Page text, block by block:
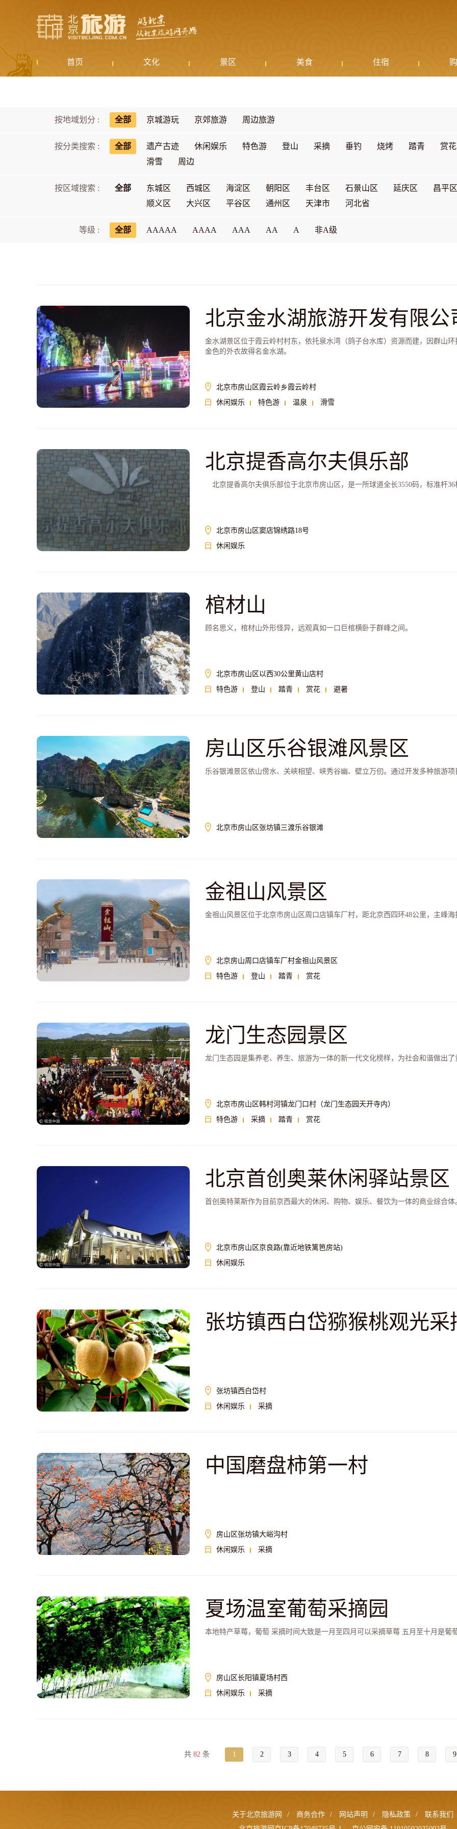
首页 文化 景区 美食 住宿
按地域划分 : 全部 京城游玩 京郊旅游 周边旅游
按分类搜索 : 全部 遗产古迹 休闲娱乐 特色游 登山 采摘 垂钓 烧烤 踏青
赏花
滑雪
周边
按区域搜索 : 全部 东城区 西城区 海淀区 朝阳区 丰台区 石景山区 延庆区
昌平区
顺义区
大兴区 平谷区 通州区 天津市 河北省
等级 : 全部 AAAAA AAAA AAA AA A 非A级
北京金水湖旅游开发有限公
金水湖景区位于霞云岭村村东，依托泉水湾（鸽子台水库）资源而建，因群山
金色的外衣故得名金水湖。
北京市房山区霞云岭乡霞云岭村
休闲娱乐
特色游 温泉 滑雪
北京提香高尔夫俱乐部
北京提香高尔夫俱乐部位于北京市房山区，是一所球道全长3550码，标准杆
北京市房山区窦店锦绣路18号
休闲娱乐
棺材山
顾名思义，棺材山外形怪异，远观真如一口巨棺横卧于群峰之间。
北京市房山区以西30公里黄山店村
特色游
登山 踏青 赏花 避暑
房山区乐谷银滩风景区
乐谷银滩景区依山傍水、关峡相望、峡秀谷幽、壁立万仞。通过开发多种旅游
北京市房山区张坊镇三渡乐谷银滩
金祖山风景区
金祖山风景区位于北京市房山区周口店镇车厂村，距北京西四环48公里，主峰海
北京房山周口店镇车厂村金祖山风景区
特色游
登山 踏青 赏花
龙门生态园景区
龙门生态园是集养老、养生、旅游为一体的新一代文化榜样，为社会和谐做出了
北京市房山区韩村河镇龙门口村（龙门生态园天开寺内）
特色游
采摘 踏青 赏花
北京首创奥莱休闲驿站景区
首创奥特莱斯作为目前京西最大的休闲、购物、娱乐、餐饮为一体的商业综合体
北京市房山区京良路(靠近地铁篱笆房站)
休闲娱乐
张坊镇西白岱猕猴桃观光采
张坊镇西白岱村
休闲娱乐
采摘
中国磨盘柿第一村
房山区张坊镇大峪沟村
休闲娱乐
采摘
夏场温室葡萄采摘园
本地特产草莓，葡萄 采摘时间大致是一月至四月可以采摘草莓 五月至十月是葡
房山区长阳镇夏场村西
休闲娱乐
采摘
共 82 条 1 2 3 4 5 6 7 8 9
关于北京旅游网 / 商务合作 / 网站声明 / 隐私政策 /
联系我们